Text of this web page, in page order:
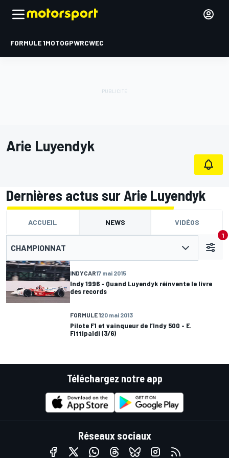
FORMULE 1MOTOGPWRCWEC
Arie Luyendyk
Dernières actus sur Arie Luyendyk
ACCUEIL NEWS VIDÉOS
CHAMPIONNAT
1
INDYCAR17 mai 2015
Indy 1996 - Quand Luyendyk réinvente le livre
des records
FORMULE 120 mai 2013
Pilote F1 et vainqueur de l’Indy 500 - E.
Fittipaldi (3/6)
Téléchargez notre app
Réseaux sociaux